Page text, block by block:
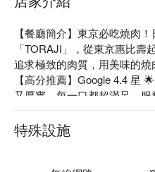
【餐廳簡介】東京必吃燒肉
「TORAJI」，從東京惠比
追求極致的肉質，用美味的燒
【高分推薦】Google 4.4 星
又厚實，每一口都超滿足，
路評價）
【招牌菜色】
厚切肉：本店招牌為比其他燒
特殊設施